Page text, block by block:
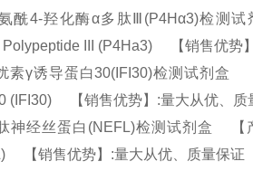
酰4-羟化酶α多肽Ⅲ(P4Hα3)检测
Polypeptide III (P4Ha3) 【销售优
γ诱导蛋白30(IFI30)检测试剂盒
(IFI30) 【销售优势】:量大从优、
经丝蛋白(NEFL)检测试剂盒 【
【销售优势】:量大从优、质量保